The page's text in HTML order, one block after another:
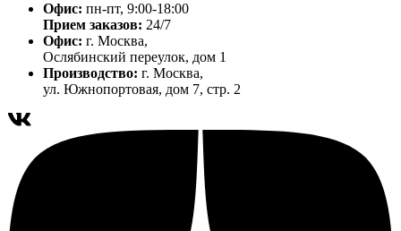
Офис: пн-пт, 9:00-18:00
Прием заказов: 24/7
Офис: г. Москва,
Ослябинский переулок, дом 1
Производство: г. Москва,
ул. Южнопортовая, дом 7, стр. 2